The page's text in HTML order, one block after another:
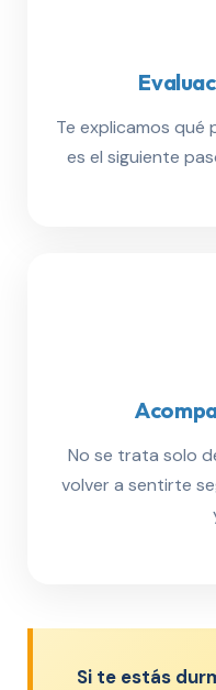
Te explicamos qué
es el siguiente
No se trata solo
volver a sentirte
Si te estás